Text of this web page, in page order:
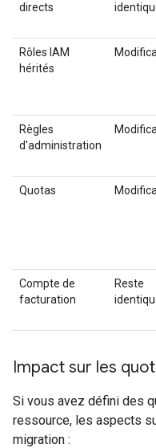
directs
Rôles IAM
hérités
Règles
d'administration
Quotas
Compte de
facturation
Reste
Impact sur les
Si vous avez défini des
ressource, les aspects
migration :